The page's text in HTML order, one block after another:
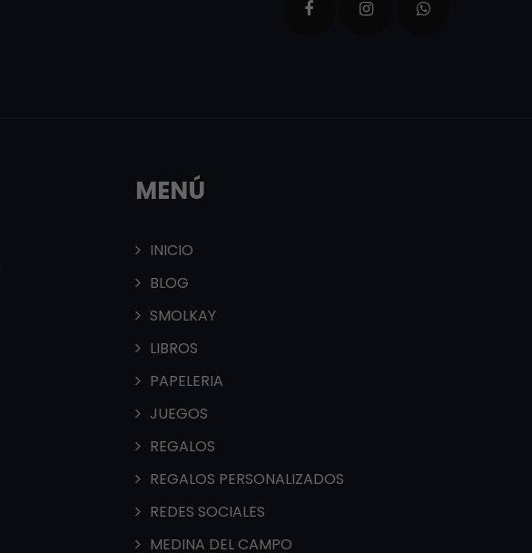
MENÚ
INICIO
BLOG
SMOLKAY
LIBROS
PAPELERIA
JUEGOS
REGALOS
REGALOS PERSONALIZADOS
REDES SOCIALES
MEDINA DEL CAMPO